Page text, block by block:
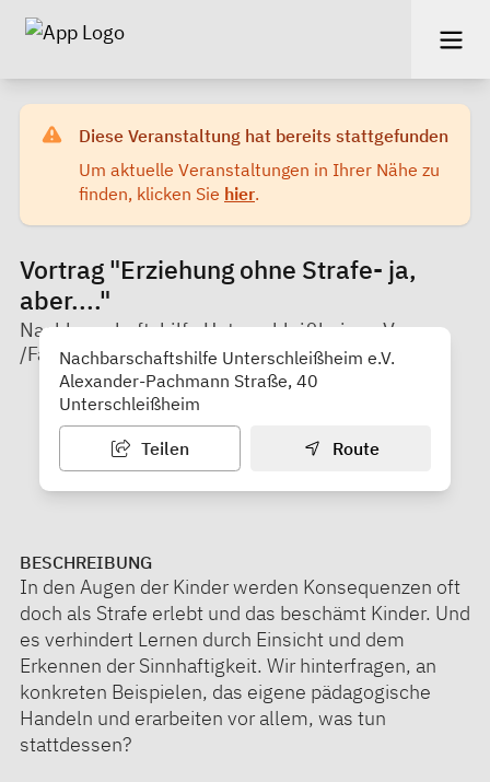
Diese Veranstaltung hat bereits stattgefunden
Um aktuelle Veranstaltungen in Ihrer Nähe zu
finden, klicken Sie hier.
Vortrag "Erziehung ohne Strafe- ja,
aber...."
Nachbarschaftshilfe Unterschleißheim e.V.
/Familienstützpunkt
Nachbarschaftshilfe Unterschleißheim e.V.
Alexander-Pachmann Straße, 40
Unterschleißheim
Teilen Route
BESCHREIBUNG
In den Augen der Kinder werden Konsequenzen oft
doch als Strafe erlebt und das beschämt Kinder. Und
es verhindert Lernen durch Einsicht und dem
Erkennen der Sinnhaftigkeit. Wir hinterfragen, an
konkreten Beispielen, das eigene pädagogische
Handeln und erarbeiten vor allem, was tun
stattdessen?